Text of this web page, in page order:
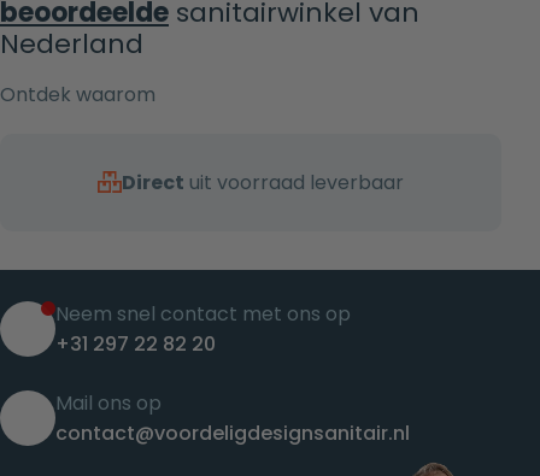
beoordeelde sanitairwinkel van
Nederland
Ontdek waarom
Direct uit voorraad leverbaar
Neem snel contact met ons op
+31 297 22 82 20
Mail ons op
contact@voordeligdesignsanitair.nl